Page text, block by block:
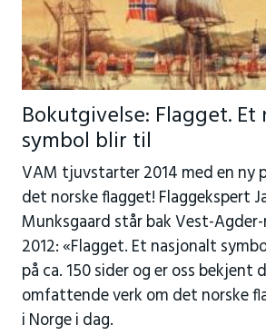
Bokutgivelse: Flagget. Et
symbol blir til
VAM tjuvstarter 2014 med en ny
det norske flagget! Flaggekspert
Munksgaard står bak Vest-
2012: «Flagget. Et nasjonalt
på ca. 150 sider og er oss bekjent
omfattende verk om det norske
i Norge i dag.